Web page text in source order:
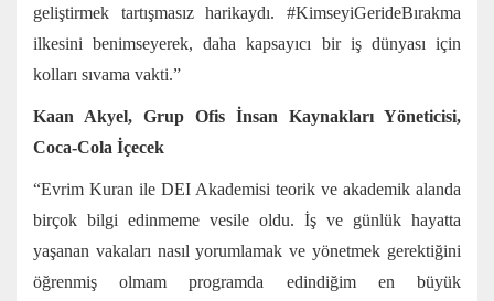
geliştirmek tartışmasız harikaydı. #KimseyiGerideBırakma
ilkesini benimseyerek, daha kapsayıcı bir iş dünyası için
kolları sıvama vakti.”
Kaan Akyel, Grup Ofis İnsan Kaynakları Yöneticisi,
Coca-Cola İçecek
“Evrim Kuran ile DEI Akademisi teorik ve akademik alanda
birçok bilgi edinmeme vesile oldu. İş ve günlük hayatta
yaşanan vakaları nasıl yorumlamak ve yönetmek gerektiğini
öğrenmiş olmam programda edindiğim en büyük